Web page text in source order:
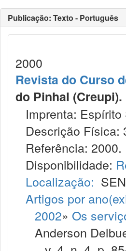
Publicação: Texto - Português
2000
Revista do Curso
do Pinhal (Creupi).
Imprenta: Espírito
Descrição Física:
Referência: 2000.
Disponibilidade:
Localização: SEN
Artigos por ano
2002» Os
Anderson